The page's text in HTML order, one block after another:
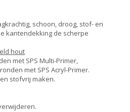
schoon, droog, stof- en
kantendekking de scherpe
hout
met SPS Multi-Primer,
met SPS Acryl-Primer.
stofvrij maken.